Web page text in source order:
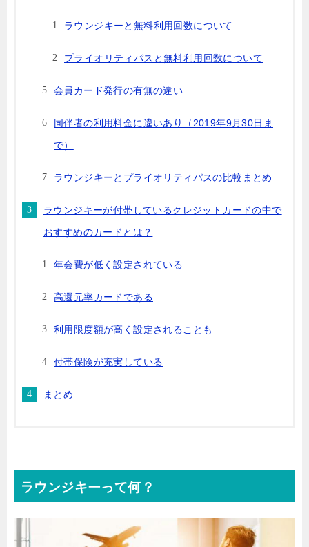
ラウンジキーと無料利用回数について
プライオリティパスと無料利用回数について
会員カード発行の有無の違い
同伴者の利用料金に違いあり（2019年9月30日ま
で）
ラウンジキーとプライオリティパスの比較まとめ
ラウンジキーが付帯しているクレジットカードの中で
おすすめのカードとは？
年会費が低く設定されている
高還元率カードである
利用限度額が高く設定されることも
付帯保険が充実している
まとめ
ラウンジキーって何？